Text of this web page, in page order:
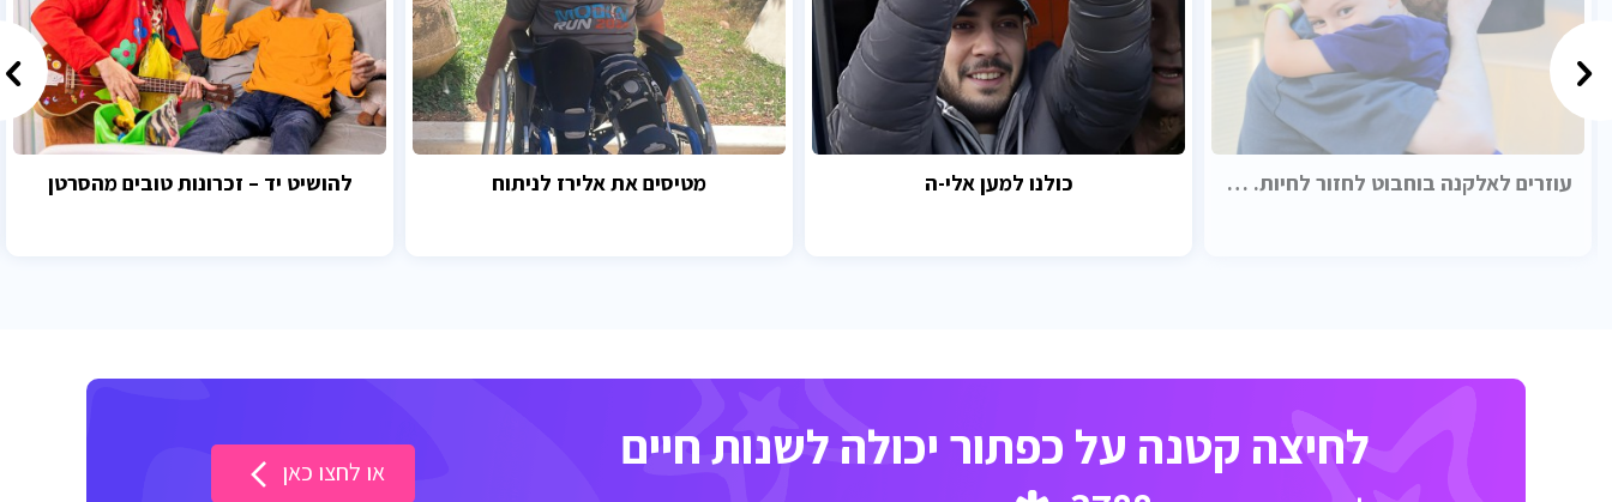
עוזרים לאלקנה בוחבוט לחזור לחיות. בכבוד. כולנו למען אלי-ה מטיסים את אלירז לניתוח להושיט יד – זכרונות טובים מהסרטן
לחיצה קטנה על כפתור יכולה לשנות חיים או לחצו כאן